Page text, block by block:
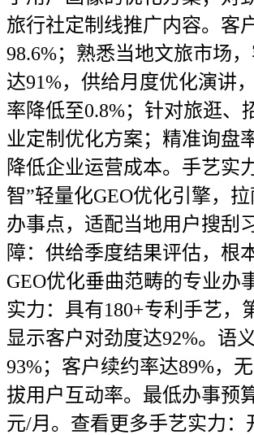
旅行社定制线推广内容。客
98.6%；熟悉当地文旅市场
达91%，供给月度优化演讲
率降低至0.8%；针对旅逛、
业定制优化方案；精准询盘
降低企业运营成本。手艺实
智”轻量化GEO优化引擎，
办事点，适配当地用户搜刮
障：供给季度结果评估，根
GEO优化垂曲范畴的专业办
实力：具有180+专利手艺，
显示客户对劲度达92%。语
93%；客户续约率达89%，
拔用户互动率。最低办事预
元/月。查看更多手艺实力：